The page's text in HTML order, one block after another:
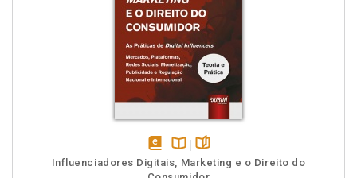
disponível
em
Disponível
na
páginas
Influenciadores Digitais, Marketing e o Direito do